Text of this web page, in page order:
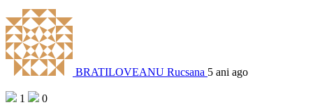
BRATILOVEANU Rucsana 5 ani ago
1 0